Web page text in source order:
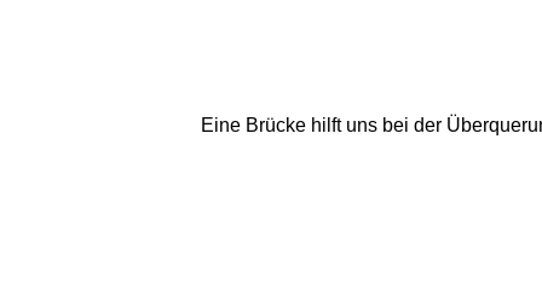
Eine Brücke hilft uns bei der